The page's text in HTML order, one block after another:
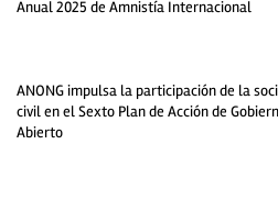
Anual 2025 de Amnistía Internacional
ANONG impulsa la participación de la
civil en el Sexto Plan de Acción de
Abierto